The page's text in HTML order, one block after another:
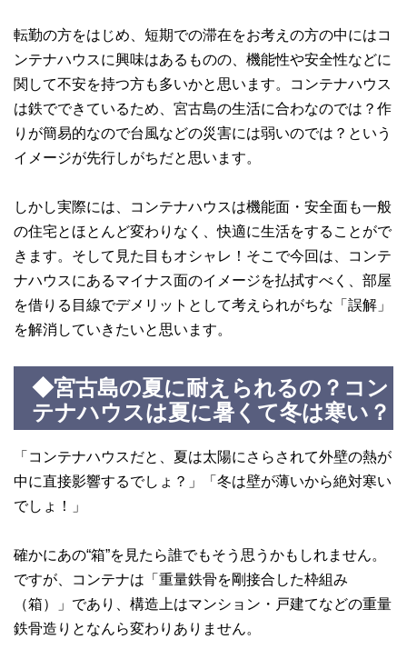
転勤の方をはじめ、短期での滞在をお考えの方の中にはコ
ンテナハウスに興味はあるものの、機能性や安全性などに
関して不安を持つ方も多いかと思います。コンテナハウス
は鉄でできているため、宮古島の生活に合わなのでは？作
りが簡易的なので台風などの災害には弱いのでは？という
イメージが先行しがちだと思います。
しかし実際には、コンテナハウスは機能面・安全面も一般
の住宅とほとんど変わりなく、快適に生活をすることがで
きます。そして見た目もオシャレ！そこで今回は、コンテ
ナハウスにあるマイナス面のイメージを払拭すべく、部屋
を借りる目線でデメリットとして考えられがちな「誤解」
を解消していきたいと思います。
◆宮古島の夏に耐えられるの？コン
テナハウスは夏に暑くて冬は寒い？
「コンテナハウスだと、夏は太陽にさらされて外壁の熱が
中に直接影響するでしょ？」「冬は壁が薄いから絶対寒い
でしょ！」
確かにあの“箱”を見たら誰でもそう思うかもしれません。
ですが、コンテナは「重量鉄骨を剛接合した枠組み
（箱）」であり、構造上はマンション・戸建てなどの重量
鉄骨造りとなんら変わりありません。